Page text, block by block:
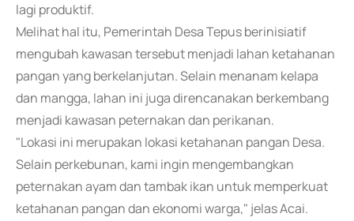
lagi produktif.
Melihat hal itu, Pemerintah Desa Tepus berinisiatif
mengubah kawasan tersebut menjadi lahan ketahanan
pangan yang berkelanjutan. Selain menanam kelapa
dan mangga, lahan ini juga direncanakan berkembang
menjadi kawasan peternakan dan perikanan.
"Lokasi ini merupakan lokasi ketahanan pangan Desa.
Selain perkebunan, kami ingin mengembangkan
peternakan ayam dan tambak ikan untuk memperkuat
ketahanan pangan dan ekonomi warga," jelas Acai.